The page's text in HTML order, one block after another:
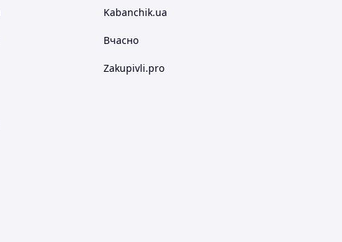
Kabanchik.ua
Вчасно
Zakupivli.pro